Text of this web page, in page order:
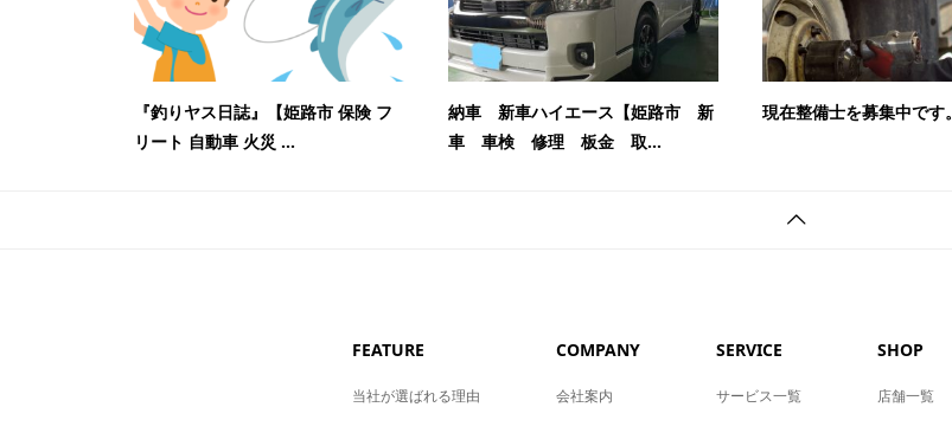
『釣りヤス日誌』【姫路市 保険 フ
リート 自動車 火災 ...
納車 新車ハイエース【姫路市 新
車 車検 修理 板金 取...
現在整備士を募集中です。
FEATURE
当社が選ばれる理由
COMPANY
会社案内
SERVICE
サービス一覧
SHOP
店舗一覧